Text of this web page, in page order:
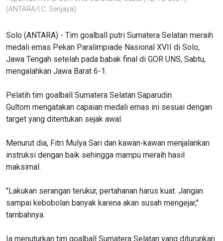
(ANTARA/I.C. Senjaya)
Solo (ANTARA) - Tim goalball putri Sumatera Selatan meraih
medali emas Pekan Paralimpiade Nasional XVII di Solo,
Jawa Tengah setelah pada babak final di GOR UNS, Sabtu,
mengalahkan Jawa Barat 6-1.
Pelatih tim goalball Sumatera Selatan Saparudin
Gultom mengatakan capaian medali emas ini sesuai dengan
target yang ditentukan sejak awal.
Menurut dia, Fitri Mulya Sari dan kawan-kawan menjalankan
instruksi dengan baik sehingga mampu meraih hasil
maksimal.
"Lakukan serangan terukur, pertahanan harus kuat. Jangan
sampai kebobolan banyak karena akan susah mengejar,"
tambahnya.
Ia menuturkan tim goalball Sumatera Selatan yang diturunkan